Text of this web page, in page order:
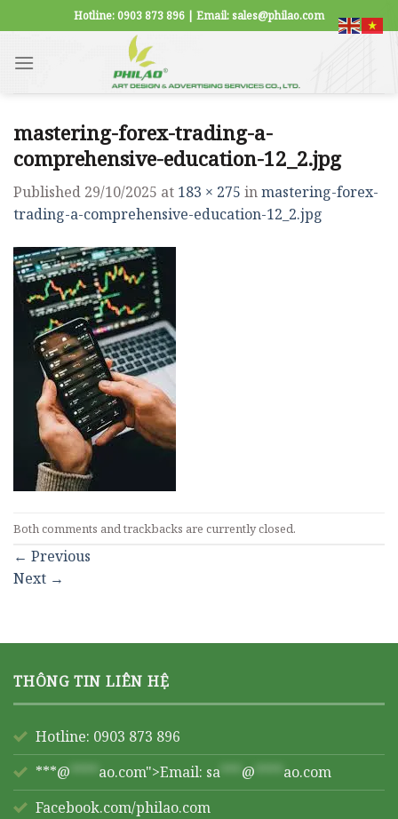
to
content
Hotline: 0903 873 896 | Email: sales@philao.com
mastering-forex-trading-a-
comprehensive-education-12_2.jpg
Published 29/10/2025 at 183 × 275 inmastering-forex-
trading-a-comprehensive-education-12_2.jpg
Both comments and trackbacks are currently closed.
← Previous
Next →
THÔNG TIN LIÊN HỆ
Hotline: 0903 873 896
***@ **** ao.com">Email: sa *** @ **** ao.com
Facebook.com/philao.com